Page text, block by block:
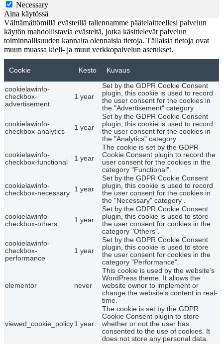
Necessary
Aina käytössä
Välttämättömillä evästeillä tallennamme päätelaitteellesi palvelun
käytön mahdollistavia evästeitä, jotka käsittelevät palvelun
toiminnallisuuden kannalta olennaisia tietoja. Tällaisia tietoja ovat
muun muassa kieli- ja muut verkkopalvelun asetukset.
Cookie Kesto Kuvaus
cookielawinfo-
checkbox-
advertisement
1 year
Set by the GDPR Cookie Consent
plugin, this cookie is used to record
the user consent for the cookies in
the "Advertisement" category .
cookielawinfo-
checkbox-analytics
1 year
Set by the GDPR Cookie Consent
plugin, this cookie is used to record
the user consent for the cookies in
the "Analytics" category .
cookielawinfo-
checkbox-functional
1 year
The cookie is set by the GDPR
Cookie Consent plugin to record the
user consent for the cookies in the
category "Functional".
cookielawinfo-
checkbox-necessary
1 year
Set by the GDPR Cookie Consent
plugin, this cookie is used to record
the user consent for the cookies in
the "Necessary" category .
cookielawinfo-
checkbox-others
1 year
Set by the GDPR Cookie Consent
plugin, this cookie is used to store
the user consent for cookies in the
category "Others".
cookielawinfo-
checkbox-
performance
1 year
Set by the GDPR Cookie Consent
plugin, this cookie is used to store
the user consent for cookies in the
category "Performance".
elementor never
This cookie is used by the website's
WordPress theme. It allows the
website owner to implement or
change the website's content in real-
time.
viewed_cookie_policy 1 year
The cookie is set by the GDPR
Cookie Consent plugin to store
whether or not the user has
consented to the use of cookies. It
does not store any personal data.